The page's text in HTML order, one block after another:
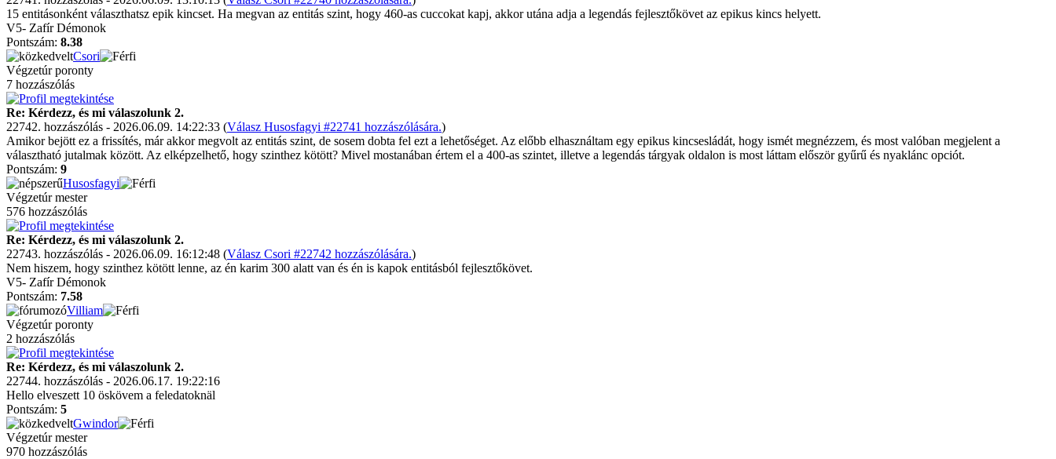
15 entitásonként választhatsz epik kincset. Ha megvan az entitás szint, hogy 460-as cuccokat kapj, akkor utána adja a legendás fejlesztőkövet az epikus kincs helyett.
V5- Zafír Démonok
Pontszám: 8.38
Csori
Végzetúr poronty
7 hozzászólás
Re: Kérdezz, és mi válaszolunk 2.
22742. hozzászólás - 2026.06.09. 14:22:33 (Válasz Husosfagyi #22741 hozzászólására.)
Amikor bejött ez a frissítés, már akkor megvolt az entitás szint, de sosem dobta fel ezt a lehetőséget. Az előbb elhasználtam egy epikus kincsesládát, hogy ismét megnézzem, és most valóban megjelent a
választható jutalmak között. Az elképzelhető, hogy szinthez kötött? Mivel mostanában értem el a 400-as szintet, illetve a legendás tárgyak oldalon is most láttam először gyűrű és nyaklánc opciót.
Pontszám: 9
Husosfagyi
Végzetúr mester
576 hozzászólás
Re: Kérdezz, és mi válaszolunk 2.
22743. hozzászólás - 2026.06.09. 16:12:48 (Válasz Csori #22742 hozzászólására.)
Nem hiszem, hogy szinthez kötött lenne, az én karim 300 alatt van és én is kapok entitásból fejlesztőkövet.
V5- Zafír Démonok
Pontszám: 7.58
Villiam
Végzetúr poronty
2 hozzászólás
Re: Kérdezz, és mi válaszolunk 2.
22744. hozzászólás - 2026.06.17. 19:22:16
Hello elveszett 10 öskövem a feledatoknäl
Pontszám: 5
Gwindor
Végzetúr mester
970 hozzászólás